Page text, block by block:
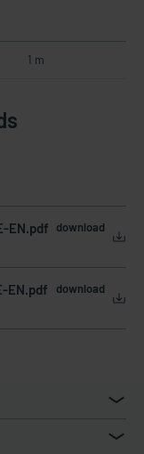
1 m
EN.pdf
download
EN.pdf
download